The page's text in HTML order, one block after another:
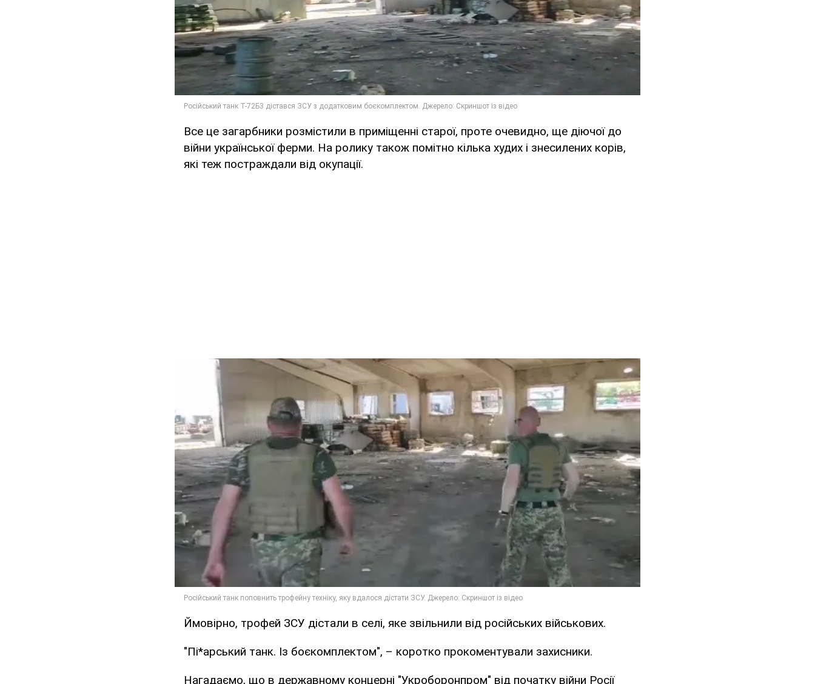
Все це загарбники розмістили в приміщенні старої, проте очевидно, ще діючої до
війни української ферми. На ролику також помітно кілька худих і знесилених корів,
які теж постраждали від окупації.
Ймовірно, трофей ЗСУ дістали в селі, яке звільнили від російських військових.
"Пі*арський танк. Із боєкомплектом", – коротко прокоментували захисники.
Нагадаємо, що в державному концерні "Укроборонпром" від початку війни Росії